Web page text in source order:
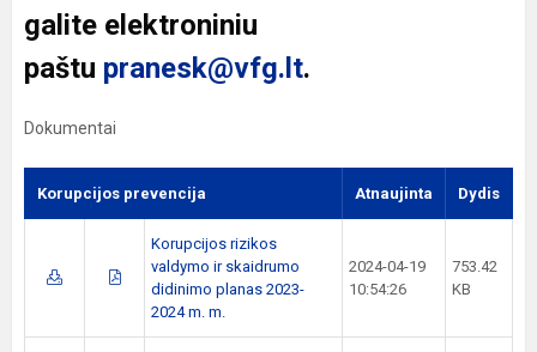
galite elektroniniu
paštu pranesk@vfg.lt.
Dokumentai
Korupcijos prevencija Atnaujinta Dydis
Korupcijos rizikos
valdymo ir skaidrumo
didinimo planas 2023-
2024 m. m.
2024-04-19
10:54:26
753.42
KB